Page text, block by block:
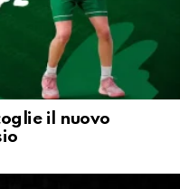
il nuovo